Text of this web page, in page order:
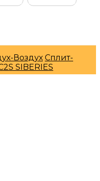
Воздух Сплит-
SIBERIES